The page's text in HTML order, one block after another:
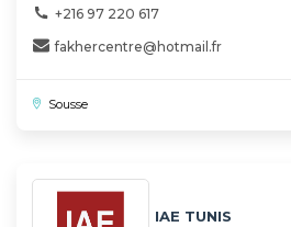
+216 97 220 617
fakhercentre@hotmail.fr
Sousse
IAE TUNIS